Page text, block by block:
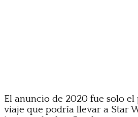
El anuncio de 2020 fue solo
viaje que podría llevar a Star